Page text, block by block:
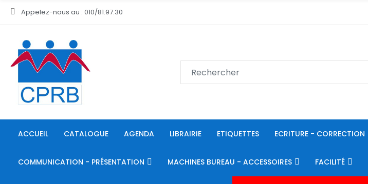
Appelez-nous au : 010/81.97.30
ACCUEIL CATALOGUE AGENDA LIBRAIRIE ETIQUETTES ECRITURE - CORRECTION
COMMUNICATION - PRÉSENTATION MACHINES BUREAU - ACCESSOIRES FACILITÉ